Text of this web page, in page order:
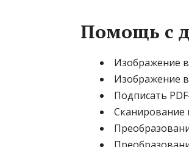
Помощь с
Изображение в
Изображение
Подписать
Сканирование